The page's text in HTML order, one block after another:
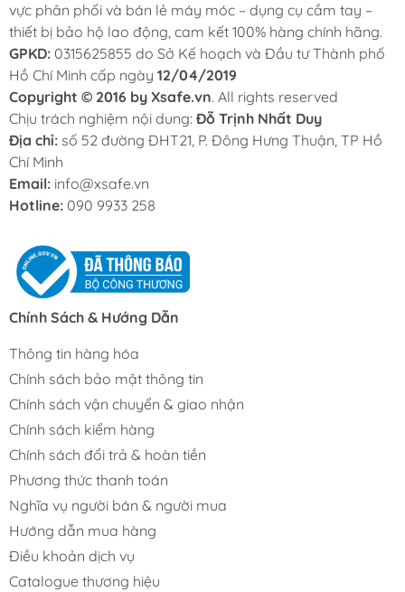
vực phân phối và bán lẻ máy móc – dụng cụ cầm tay –
thiết bị bảo hộ lao động, cam kết 100% hàng chính hãng.
GPKD: 0315625855 do Sở Kế hoạch và Đầu tư Thành phố
Hồ Chí Minh cấp ngày 12/04/2019
Copyright © 2016 by Xsafe.vn. All rights reserved
Chịu trách nghiệm nội dung: Đỗ Trịnh Nhất Duy
Địa chỉ: số 52 đường ĐHT21, P. Đông Hưng Thuận, TP Hồ
Chí Minh
Email: info@xsafe.vn
Hotline: 090 9933 258
Chính Sách & Hướng Dẫn
Thông tin hàng hóa
Chính sách bảo mật thông tin
Chính sách vận chuyển & giao nhận
Chính sách kiểm hàng
Chính sách đổi trả & hoàn tiền
Phương thức thanh toán
Nghĩa vụ người bán & người mua
Hướng dẫn mua hàng
Điều khoản dịch vụ
Catalogue thương hiệu